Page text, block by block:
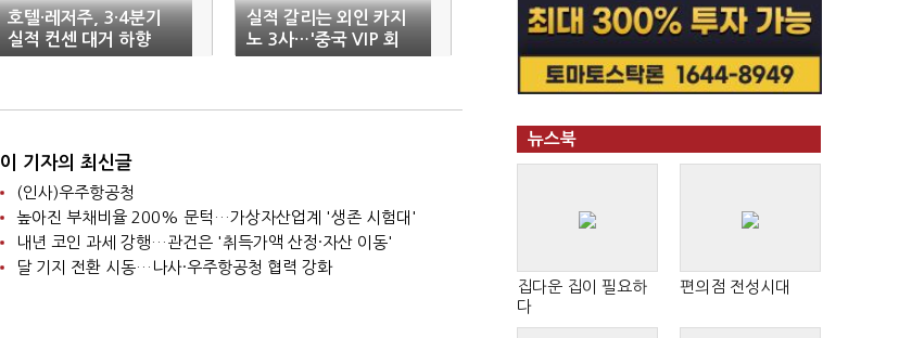
호텔·레저주, 3·4분기
실적 컨센 대거 하향
실적 갈리는 외인 카지
노 3사…'중국 VIP 회
복' 필요
이 기자의 최신글
(인사)우주항공청
높아진 부채비율 200% 문턱…가상자산업계 '생존 시험대'
내년 코인 과세 강행…관건은 '취득가액 산정·자산 이동'
달 기지 전환 시동…나사·우주항공청 협력 강화
뉴스북
집다운 집이 필요하
다
편의점 전성시대